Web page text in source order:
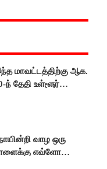
மாவட்டத்திற்கு ஆக.
ந் தேதி உள்ளூர்
வாழ ஒரு
எவ்ளோ